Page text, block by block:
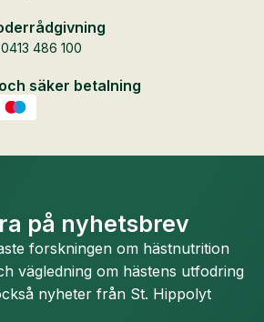
486 100
säker betalning
på nyhetsbrev
forskningen om hästnutrition
vägledning om hästens utfodring
nyheter från St. Hippolyt